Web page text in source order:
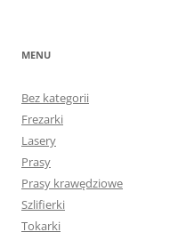
MENU
Bez kategorii
Frezarki
Lasery
Prasy
Prasy krawędziowe
Szlifierki
Tokarki